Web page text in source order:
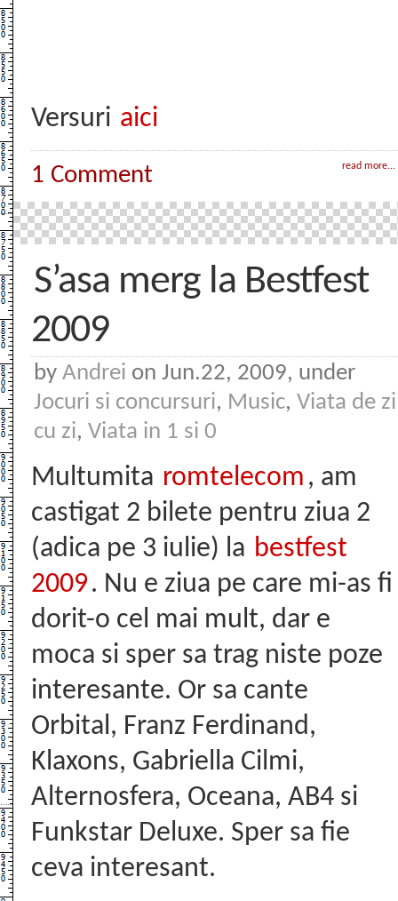
Versuri aici
read more...
1 Comment
S’asa merg la Bestfest
2009
by Andrei on Jun.22, 2009, under
Jocuri si concursuri, Music, Viata de zi
cu zi, Viata in 1 si 0
Multumita romtelecom , am
castigat 2 bilete pentru ziua 2
(adica pe 3 iulie) la bestfest
2009. Nu e ziua pe care mi-as fi
dorit-o cel mai mult, dar e
moca si sper sa trag niste poze
interesante. Or sa cante
Orbital, Franz Ferdinand,
Klaxons, Gabriella Cilmi,
Alternosfera, Oceana, AB4 si
Funkstar Deluxe. Sper sa fie
ceva interesant.